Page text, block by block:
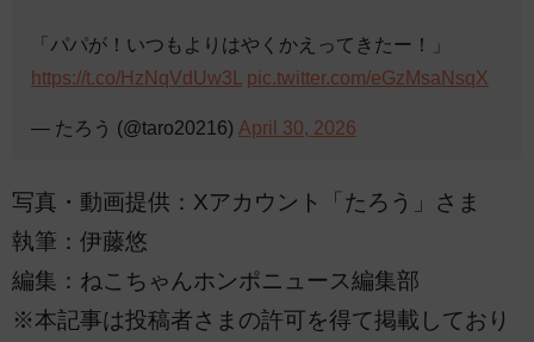
「パパが！いつもよりはやくかえってきたー！」
https://t.co/HzNqVdUw3L pic.twitter.com/eGzMsaNsqX
— たろう (@taro20216) April 30, 2026
写真・動画提供：Xアカウント「たろう」さま
執筆：伊藤悠
編集：ねこちゃんホンポニュース編集部
※本記事は投稿者さまの許可を得て掲載しており